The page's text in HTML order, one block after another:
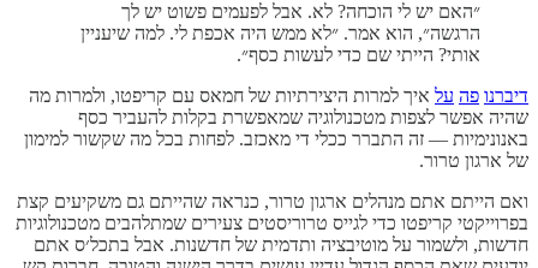
״האם יש לי הוכחה? לא. אבל לפעמים פשוט יש לך
הרגשה״, הוא אמר. ״לא ממש היה אכפת לי. למה שיעניין
אותי? הייתי שם כדי לעשות כסף״.
דיברנו פה על איך למרות היצירתיות של חמאס עם קריפטו, ולמרות מה
שהיה אפשר לצפות מטכנולוגיה שמאפשרת בקלות להעביר כסף
באנונימיות — זה התברר ככלי די מאכזב. לפחות בכל מה שקשור למימון
של ארגון טרור.
ואם הייתם אתם מנהלים ארגון טרור, כנראה שהייתם גם משקיעים קצת
בפרוייקטי קריפטו כדי לגייס טרוריסטים צעירים שמתלהבים מטכנולוגיות
חדשות, ולשמור על מוטיבציה ותדמית של חדשנות. אבל בתכל׳ס אתם